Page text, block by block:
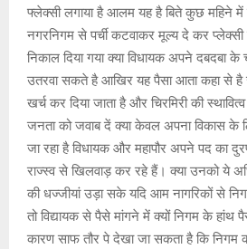
फ्लेक्सी लगाया है आलम यह है बिते कुछ महिने में
नगरनिगम से पर्ची कटवाकर मूल्य दे कर प्लेक्सी
निकाल दिया गया क्या विधायक अपने दबदबा
उतरवा सकते है आखिर यह पैसा आता कहा से है
खर्च कर दिया जाता है और चिरमिरी की
जनता को जवाब दें क्या केवल अपना विकास के
जा रहा है विधायक और महापौर अपने पद का
राज्स्व से खिलवाड़ कर रहे हैं। क्या उनको ये
की धज्जीयां उड़ा सके यदि आम नागरिकों से
तो विद्यायक से पैसे मांगने में क्यों निगम के
कारण साफ तौर पे देखा जा सकता है कि निगम